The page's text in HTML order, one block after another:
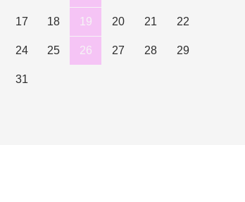
17 18 19 20 21 22
24 25 26 27 28 29
31